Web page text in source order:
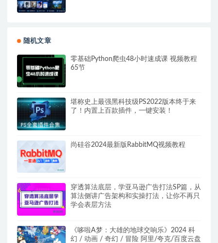
随机文章
零基础Python爬虫48小时速成课 视频教程
65节
堪称史上最强黑科技级PS2022版本终于来
了！内置上百款插件，一键安装！
尚硅谷2024最新版RabbitMQ视频教程
穿透算法底层，学亚马逊广告打法SP篇，从
算法侧讲广告架构和实操打法，让你不再只
学会表层方法
《哆啦A梦：大雄的地球交响乐》2024 科
幻 / 动画 / 奇幻 / 冒险 阿里/夸克/百度云盘